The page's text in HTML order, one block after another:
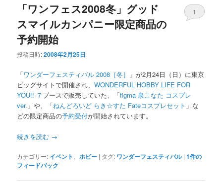
「ワンフェス2008冬」グッド
スマイルカンパニー限定商品の
予約開始
投稿日時:2008年2月25日
1
「ワンダーフェスティバル 2008［冬］
」が2月24日（日）に東京
ビッグサイトで開催され、WONDERFUL HOBBY LIFE FOR
YOU!! ７ ブースで販売していた、「figma 泉こなた コスプレ
ver. 」や、「ねんどろいど らき☆すた Fateコスプレセット 」な
どの限定商品の予約受付が開始されています。
続きを読む →
カテゴリー: イベント 、ホビー | タグ: ワンダーフェスティバル |1件の
フィードバック